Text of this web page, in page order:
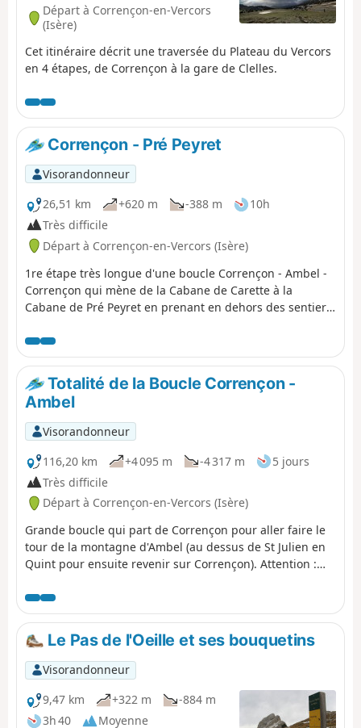
Départ à Corrençon-en-Vercors
(Isère)
Cet itinéraire décrit une traversée du Plateau du Vercors
en 4 étapes, de Corrençon à la gare de Clelles.
Corrençon - Pré Peyret
Visorandonneur
26,51 km
+620 m -388 m
10h
Très difficile
Départ à Corrençon-en-Vercors (Isère)
1re étape très longue d'une boucle Corrençon - Ambel -
Corrençon qui mène de la Cabane de Carette à la
Cabane de Pré Peyret en prenant en dehors des sentiers
Totalité de la Boucle Corrençon -
Ambel
Visorandonneur
116,20 km
+4 095 m -4 317 m
5 jours
Très difficile
Départ à Corrençon-en-Vercors (Isère)
Grande boucle qui part de Corrençon pour aller faire le
tour de la montagne d'Ambel (au dessus de St Julien en
Quint pour ensuite revenir sur Corrençon). Attention :
n'est à entreprendre que par des personnes aguerries,
une expérience de circuit itinérant est fortement
souhaitable.
Le Pas de l'Oeille et ses bouquetins
Visorandonneur
9,47 km
+322 m
-884 m
3h 40
Moyenne